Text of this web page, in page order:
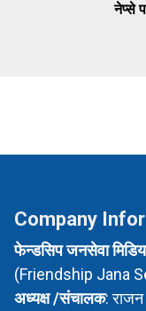
नेप्से
Company
फेन्डसिप जनसेवा
(Friendship Jana
अध्यक्ष /संचालक: